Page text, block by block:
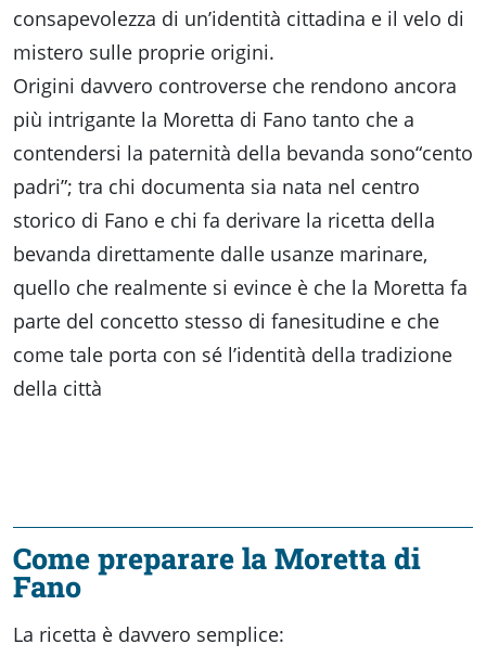
consapevolezza di un’identità cittadina e il velo di
mistero sulle proprie origini.
Origini davvero controverse che rendono ancora
più intrigante la Moretta di Fano tanto che a
contendersi la paternità della bevanda sono“cento
padri”; tra chi documenta sia nata nel centro
storico di Fano e chi fa derivare la ricetta della
bevanda direttamente dalle usanze marinare,
quello che realmente si evince è che la Moretta fa
parte del concetto stesso di fanesitudine e che
come tale porta con sé l’identità della tradizione
della città
Come preparare la Moretta di
Fano
La ricetta è davvero semplice: